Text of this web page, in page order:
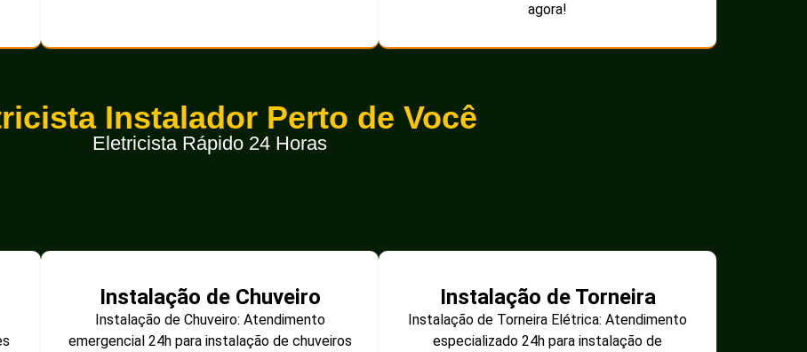
agora!
Instalador Perto de Você
Eletricista Rápido 24 Horas
Instalação de Chuveiro
Instalação de Chuveiro: Atendimento
emergencial 24h para instalação de chuveiros
Instalação de Torneira
Instalação de Torneira Elétrica: Atendimento
especializado 24h para instalação de